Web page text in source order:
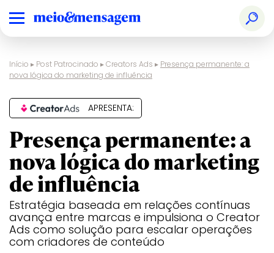
Início ▸ Post Patrocinado ▸Creators Ads ▸ Presença permanente: a
nova lógica do marketing de influência
APRESENTA:
Presença permanente: a
nova lógica do marketing
de influência
Estratégia baseada em relações contínuas
avança entre marcas e impulsiona o Creator
Ads como solução para escalar operações
com criadores de conteúdo